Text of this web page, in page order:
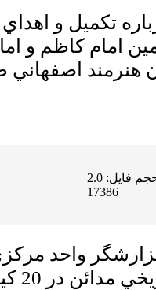
تكميل و
امام كاظم و
هنرمند
حجم فایل: 2.0 MB | دریافت ها:
17386
واحد
20 كيلومتري بغداد